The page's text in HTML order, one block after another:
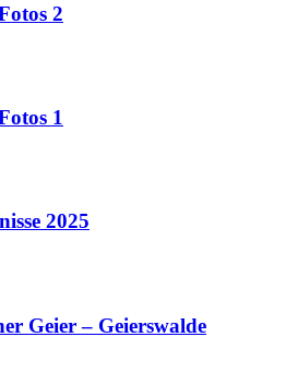
2
1
2025
Geier – Geierswalde